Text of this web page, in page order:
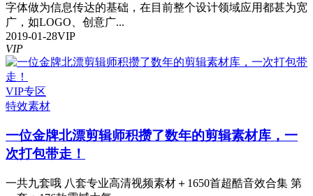
字体做为信息传达的基础，在目前整个设计领域应用都甚为宽
广，如LOGO、创意广...
2019-01-28VIP
VIP
VIP专区
特效素材
一位金牌北漂剪辑师积攒了数年的剪辑素材库，一
次打包带走！
一共九套哦 八套专业高清视频素材＋1650首超酷音效合集 第